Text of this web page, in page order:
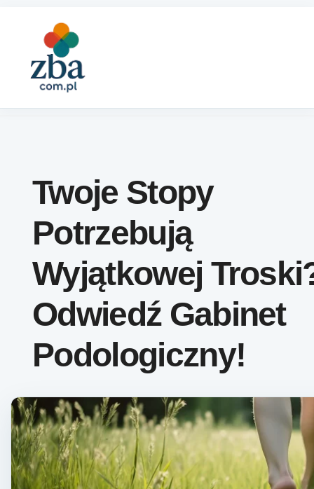
Twoje Stopy
Potrzebują
Wyjątkowej
Odwiedź Gabinet
Podologiczny!